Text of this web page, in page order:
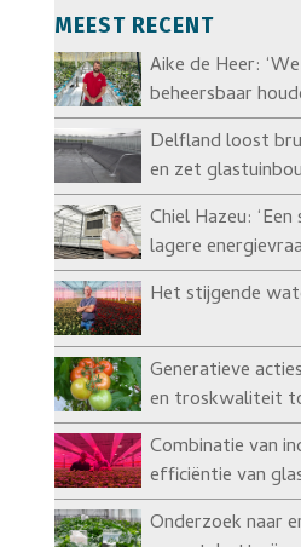
MEEST RECENT
Aike de Heer:
beheersbaar
Delfland loost
en zet
Chiel Hazeu:
lagere
Het stijgende
Generatieve
en troskwaliteit
Combinatie van
efficiëntie van
Onderzoek naar